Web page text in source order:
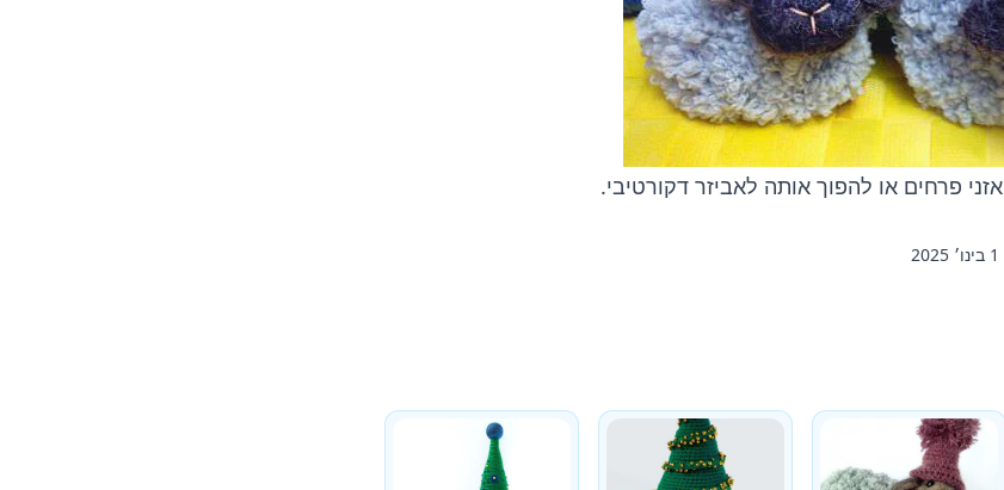
אזני פרחים או להפוך אותה לאביזר דקורטיבי.
1 בינו׳ 2025